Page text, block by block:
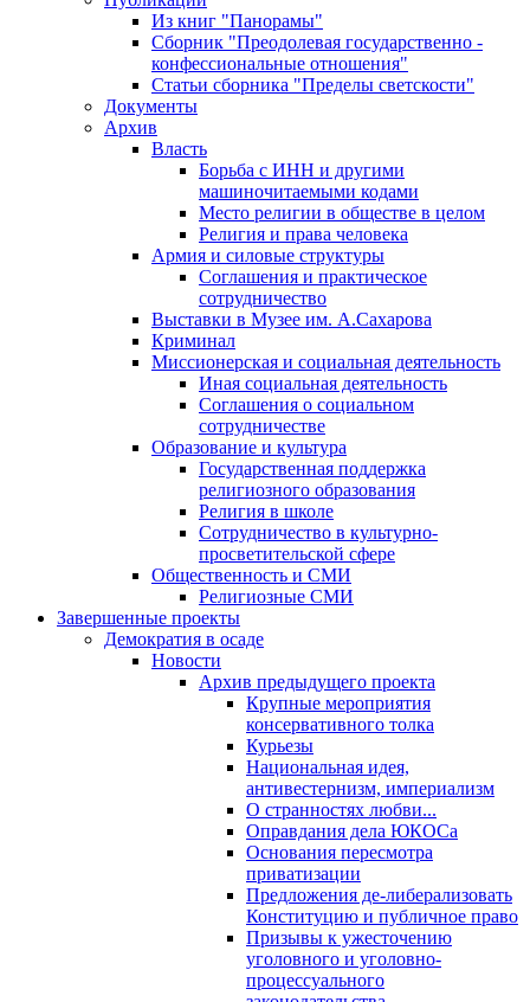
Из книг "Панорамы"
Сборник "Преодолевая государственно -
конфессиональные отношения"
Статьи сборника "Пределы светскости"
Документы
Архив
Власть
Борьба с ИНН и другими
машиночитаемыми кодами
Место религии в обществе в целом
Религия и права человека
Армия и силовые структуры
Соглашения и практическое
сотрудничество
Выставки в Музее им. А.Сахарова
Криминал
Миссионерская и социальная деятельность
Иная социальная деятельность
Соглашения о социальном
сотрудничестве
Образование и культура
Государственная поддержка
религиозного образования
Религия в школе
Сотрудничество в культурно-
просветительской сфере
Общественность и СМИ
Религиозные СМИ
Завершенные проекты
Демократия в осаде
Новости
Архив предыдущего проекта
Крупные мероприятия
консервативного толка
Курьезы
Национальная идея,
антивестернизм, империализм
О странностях любви...
Оправдания дела ЮКОСа
Основания пересмотра
приватизации
Предложения де-либерализовать
Конституцию и публичное право
Призывы к ужесточению
уголовного и уголовно-
процессуального